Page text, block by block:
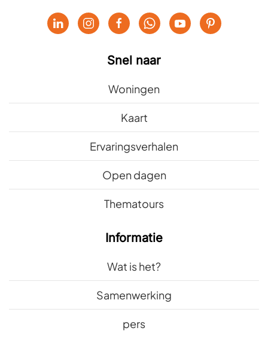
Snel naar
Woningen
Kaart
Ervaringsverhalen
Open dagen
Thematours
Informatie
Wat is het?
Samenwerking
pers